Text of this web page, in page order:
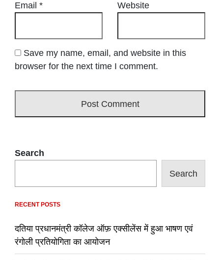
Email * Website
Save my name, email, and website in this
browser for the next time I comment.
Search
Search
RECENT POSTS
दतिया प्रधानमंत्री कॉलेज ऑफ़ एक्सीलेंस में हुआ भाषण एवं
रंगोली प्रतियोगिता का आयोजन